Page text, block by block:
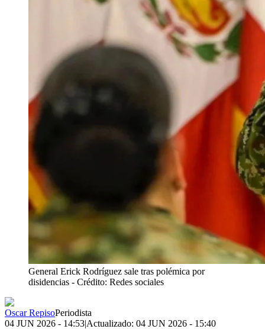
General Erick Rodríguez sale tras polémica por
disidencias - Crédito: Redes sociales
Oscar RepisoPeriodista
04 JUN 2026 - 14:53|Actualizado: 04 JUN 2026 - 15:40